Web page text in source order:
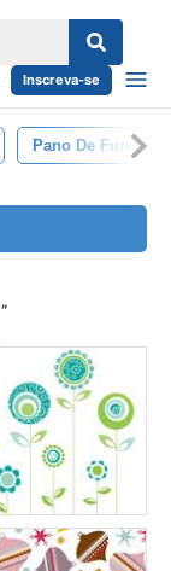
Inscreva-se
Pano De Fundo